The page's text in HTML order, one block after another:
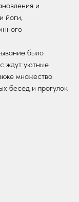
и
йоги,
было
ждут уютные
множество
бесед и прогулок